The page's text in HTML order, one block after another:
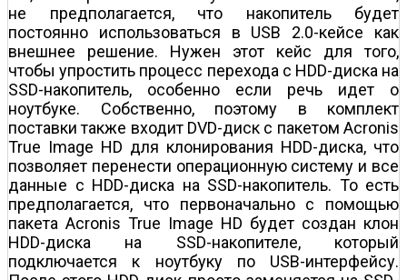
не предполагается, что накопитель будет
постоянно использоваться в USB 2.0-кейсе как
внешнее решение. Нужен этот кейс для того,
чтобы упростить процесс перехода с HDD-диска на
SSD-накопитель, особенно если речь идет о
ноутбуке. Собственно, поэтому в комплект
поставки также входит DVD-диск с пакетом Acronis
True Image HD для клонирования HDD-диска, что
позволяет перенести операционную систему и все
данные с HDD-диска на SSD-накопитель. То есть
предполагается, что первоначально с помощью
пакета Acronis True Image HD будет создан клон
HDD-диска на SSD-накопителе, который
подключается к ноутбуку по USB-интерфейсу.